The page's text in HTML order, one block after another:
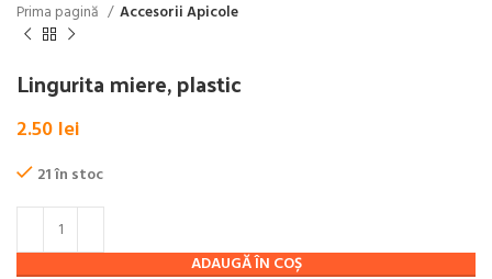
Prima pagină Accesorii Apicole
Lingurita miere, plastic
2.50 lei
21 în stoc
ADAUGĂ ÎN COȘ